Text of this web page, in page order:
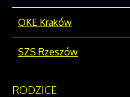
OKE Kraków
SZS Rzeszów
RODZICE